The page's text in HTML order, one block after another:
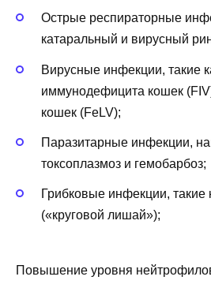
Острые респираторные
катаральный и вирусный
Вирусные инфекции, такие
иммунодефицита кошек
кошек (FeLV);
Паразитарные инфекции,
токсоплазмоз и гемобарбоз;
Грибковые инфекции, такие
(«круговой лишай»);
Повышение уровня